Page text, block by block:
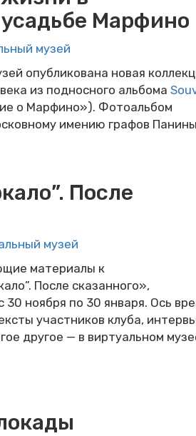
Марфино
музей
опубликована новая
из подносного альбома
о Марфино»). Фотоальбом
имению графов
После
музей
материалы к
После сказанного»,
ноября по 30 января. Ось
участников клуба,
другое — в виртуальном